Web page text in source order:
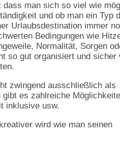
dass man sich so viel wie
und ob man ein Typ
Urlaubsdestination immer
Bedingungen wie
Normalität, Sorgen
so gut organisiert und sicher
zwingend ausschließlich als
es zahlreiche
inklusive usw.
wird wie man seinen